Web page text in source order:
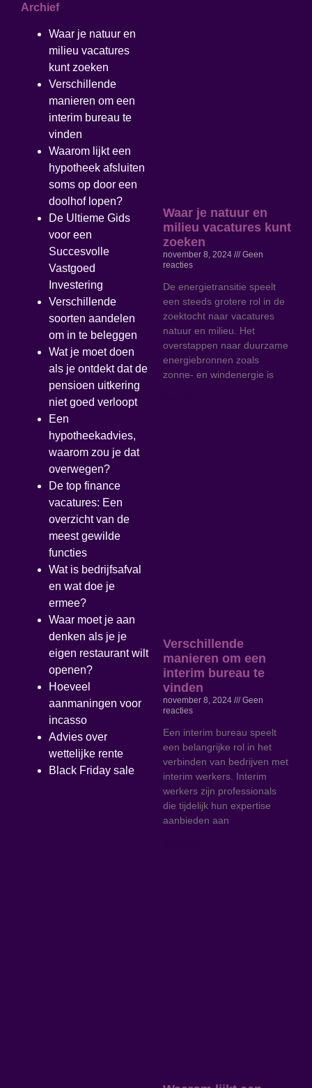
Archief
Waar je natuur en
milieu vacatures
kunt zoeken
Verschillende
manieren om een
interim bureau te
vinden
Waarom lijkt een
hypotheek afsluiten
soms op door een
doolhof lopen?
De Ultieme Gids
voor een
Succesvolle
Vastgoed
Investering
Verschillende
soorten aandelen
om in te beleggen
Wat je moet doen
als je ontdekt dat de
pensioen uitkering
niet goed verloopt
Een
hypotheekadvies,
waarom zou je dat
overwegen?
De top finance
vacatures: Een
overzicht van de
meest gewilde
functies
Wat is bedrijfsafval
en wat doe je
ermee?
Waar moet je aan
denken als je je
eigen restaurant wilt
openen?
Hoeveel
aanmaningen voor
incasso
Advies over
wettelijke rente
Black Friday sale
Waar je natuur en
milieu vacatures kunt
zoeken
november 8, 2024
Geen
reacties
De energietransitie speelt
een steeds grotere rol in de
zoektocht naar vacatures
natuur en milieu. Het
overstappen naar duurzame
energiebronnen zoals
zonne- en windenergie is
Verschillende
manieren om een
interim bureau te
vinden
november 8, 2024
Geen
reacties
Een interim bureau speelt
een belangrijke rol in het
verbinden van bedrijven met
interim werkers. Interim
werkers zijn professionals
die tijdelijk hun expertise
aanbieden aan